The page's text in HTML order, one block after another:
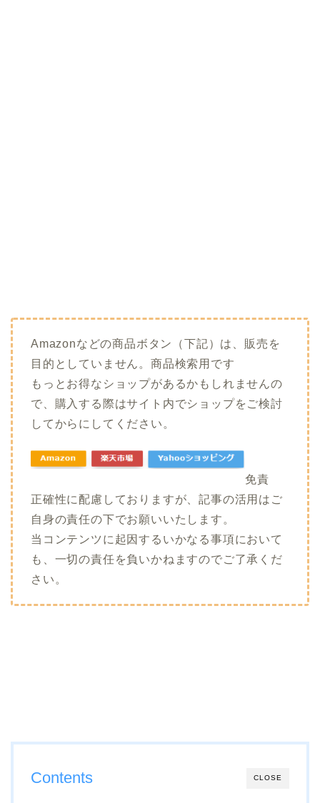
Amazonなどの商品ボタン（下記）は、販売を
目的としていません。商品検索用です
もっとお得なショップがあるかもしれませんの
で、購入する際はサイト内でショップをご検討
してからにしてください。
免責
正確性に配慮しておりますが、記事の活用はご
自身の責任の下でお願いいたします。
当コンテンツに起因するいかなる事項において
も、一切の責任を負いかねますのでご了承くだ
さい。
CLOSE
Contents